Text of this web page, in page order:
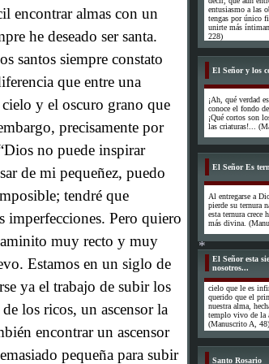
encontrar almas con un
he deseado ser santa.
santos siempre constato
que entre una
y el oscuro grano que
precisamente por
no puede inspirar
de mi pequeñez, puedo
tendré que
imperfecciones. Pero quiero
muy recto y muy
Estamos en un siglo de
ya el trabajo de subir los
de los ricos, un ascensor la
encontrar un ascensor
pequeña para subir
entusiasmo a las
tengas por único
unirte más
228)
El Señor y los
¡Ah, qué verdad
conoce el fondo
¡Qué cortos son
las criaturas!...
El Señor Es
Al entregarse a
pierde su ternura
esta ternura crece
más divina.
El Señor esta
nosotros...
cielo que le es
querido que el
nuestra alma,
templo vivo de la
(Manuscrito A, 48)
Santo Rosario
*